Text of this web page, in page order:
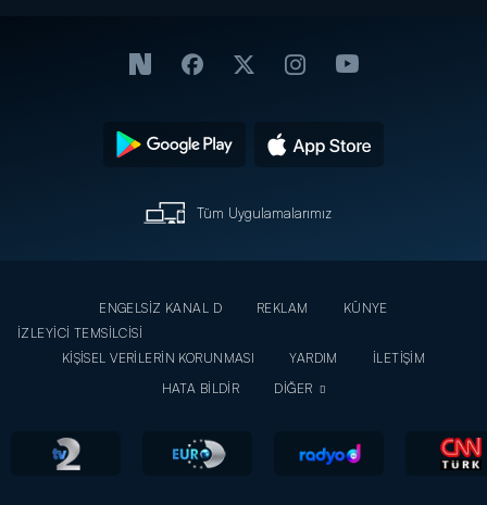
Tüm Uygulamalarımız
ENGELSİZ KANAL D REKLAM
KÜNYE
İZLEYİCİ TEMSİLCİSİ
KİŞİSEL VERİLERİN KORUNMASI
YARDIM
İLETİŞİM
HATA BİLDİR
DİĞER